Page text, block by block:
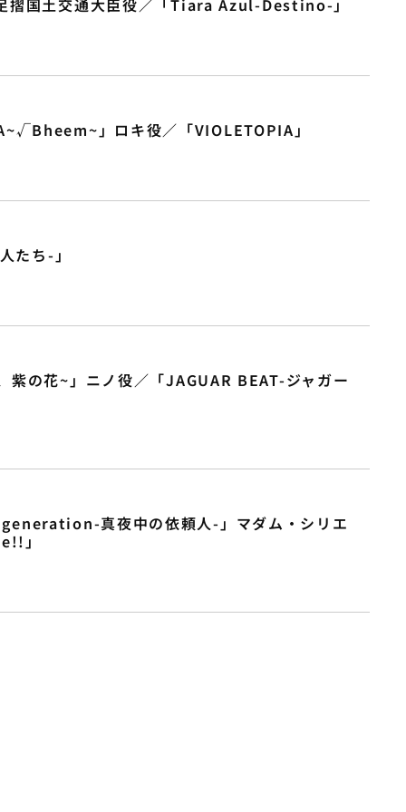
摺国土交通大臣役／「Tiara Azul-Destino-」
」ロキ役／「VIOLETOPIA」
たち-」
紫の花~」ニノ役／「JAGUAR BEAT-ジャガー
真夜中の依頼人-」マダム・シリエ
」